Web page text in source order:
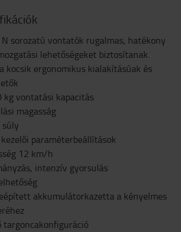
N sorozatú vontatók rugalmas, hatékony
lehetőségeket biztosítanak.
kocsik ergonomikus kialakításúak és
kg vontatási kapacitás
magasság
súly
paraméterbeállítások
12 km/h
intenzív gyorsulás
akkumulátorkazetta a kényelmes
targoncakonfiguráció